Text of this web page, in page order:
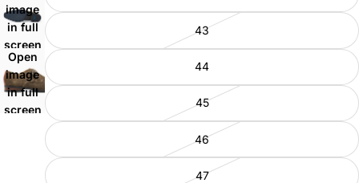
image
in full
screen
Open
image
in full
screen
43
44
45
46
47